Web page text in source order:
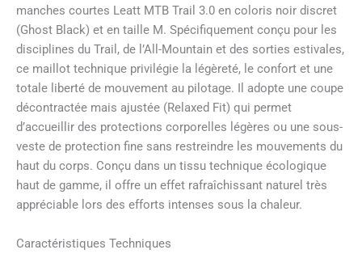
manches courtes Leatt MTB Trail 3.0 en coloris noir discret
(Ghost Black) et en taille M. Spécifiquement conçu pour les
disciplines du Trail, de l’All-Mountain et des sorties estivales,
ce maillot technique privilégie la légèreté, le confort et une
totale liberté de mouvement au pilotage. Il adopte une coupe
décontractée mais ajustée (Relaxed Fit) qui permet
d’accueillir des protections corporelles légères ou une sous-
veste de protection fine sans restreindre les mouvements du
haut du corps. Conçu dans un tissu technique écologique
haut de gamme, il offre un effet rafraîchissant naturel très
appréciable lors des efforts intenses sous la chaleur.
Caractéristiques Techniques